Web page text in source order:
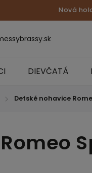
Nová
DIEVČATÁ
/ Detské nohavice